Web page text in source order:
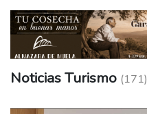
Noticias Turismo (171)